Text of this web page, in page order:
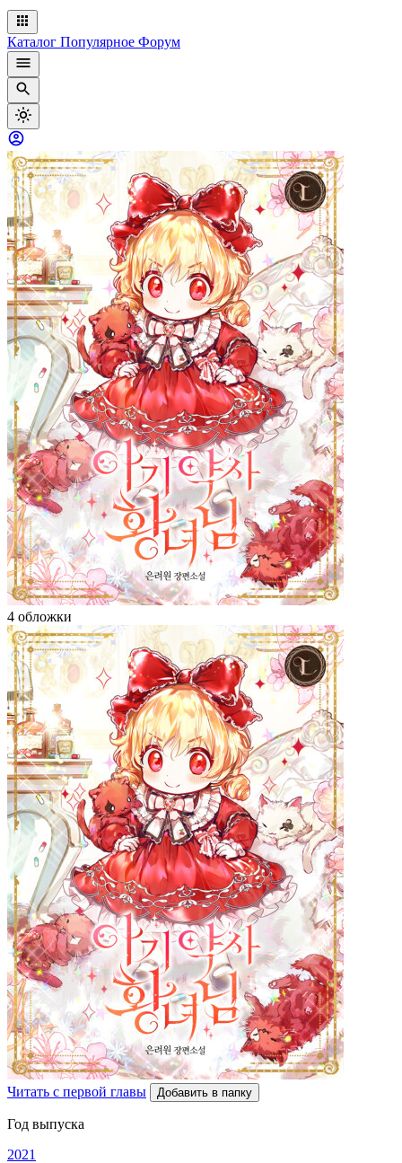
Каталог Популярное Форум
4 обложки
Читать с первой главы Добавить в папку
Год выпуска
2021